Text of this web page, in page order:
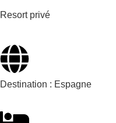
Resort privé
Destination : Espagne